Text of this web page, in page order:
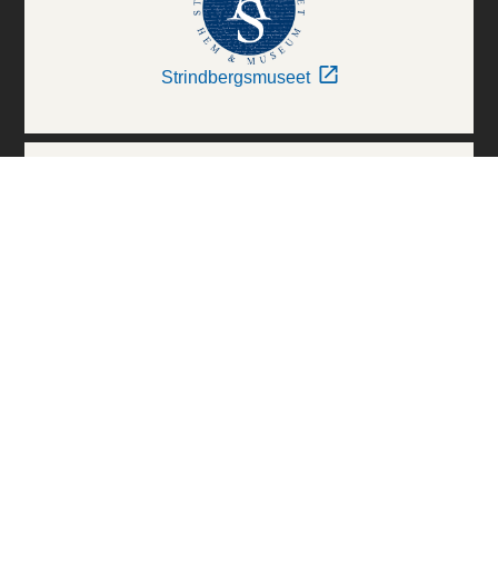
Strindbergsmuseet